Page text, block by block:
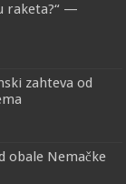
raketa?“ —
zahteva od
obale Nemačke